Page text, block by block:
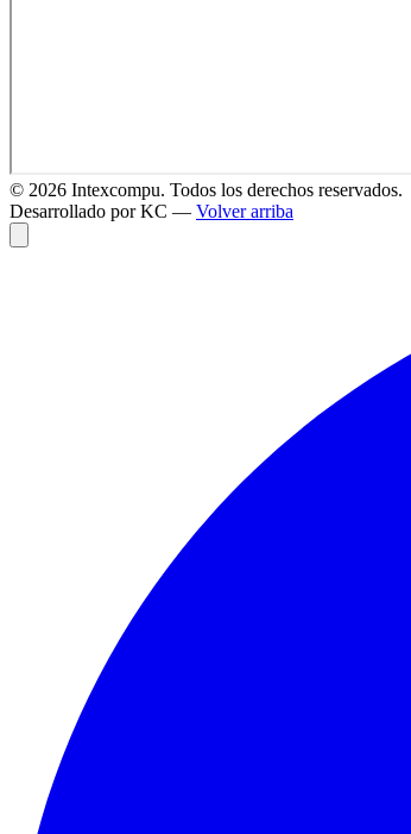
© 2026 Intexcompu. Todos los derechos reservados.
Desarrollado por KC — Volver arriba